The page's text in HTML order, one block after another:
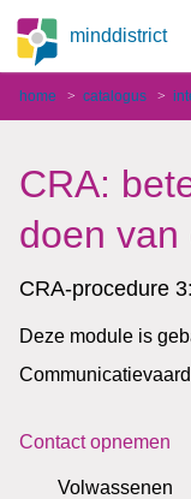
minddistrict
home catalogus
CRA:
doen
CRA-procedure
Deze module is
Contact opnemen
Volwassenen